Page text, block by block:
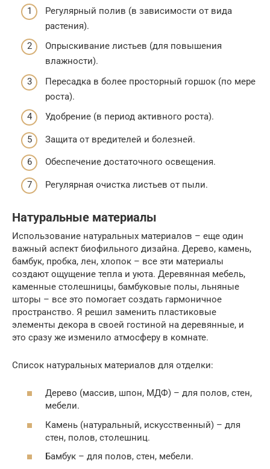
Регулярный полив (в зависимости от вида
растения).
Опрыскивание листьев (для повышения
влажности).
Пересадка в более просторный горшок (по мере
роста).
Удобрение (в период активного роста).
Защита от вредителей и болезней.
Обеспечение достаточного освещения.
Регулярная очистка листьев от пыли.
Натуральные материалы
Использование натуральных материалов – еще один
важный аспект биофильного дизайна. Дерево, камень,
бамбук, пробка, лен, хлопок – все эти материалы
создают ощущение тепла и уюта. Деревянная мебель,
каменные столешницы, бамбуковые полы, льняные
шторы – все это помогает создать гармоничное
пространство. Я решил заменить пластиковые
элементы декора в своей гостиной на деревянные, и
это сразу же изменило атмосферу в комнате.
Список натуральных материалов для отделки:
Дерево (массив, шпон, МДФ) – для полов, стен,
мебели.
Камень (натуральный, искусственный) – для
стен, полов, столешниц.
Бамбук – для полов, стен, мебели.